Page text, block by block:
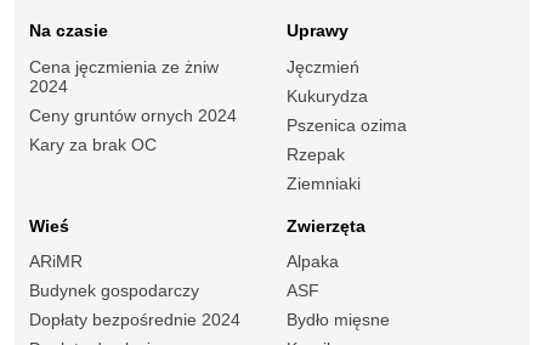
Na czasie
Cena jęczmienia ze żniw
2024
Ceny gruntów ornych 2024
Kary za brak OC
Uprawy
Jęczmień
Kukurydza
Pszenica ozima
Rzepak
Ziemniaki
Wieś
ARiMR
Budynek gospodarczy
Dopłaty bezpośrednie 2024
Zwierzęta
Alpaka
ASF
Bydło mięsne